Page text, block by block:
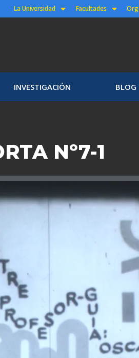
La Universidad Facultades
INVESTIGACIÓN BLOG
Nº7-1